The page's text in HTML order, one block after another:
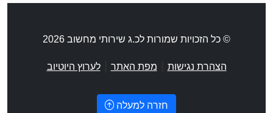
© כל הזכויות שמורות לכ.ג שירותי מחשוב 2026
הצהרת נגישות מפת האתר |לערוץ היוטיוב
חזרה למעלה